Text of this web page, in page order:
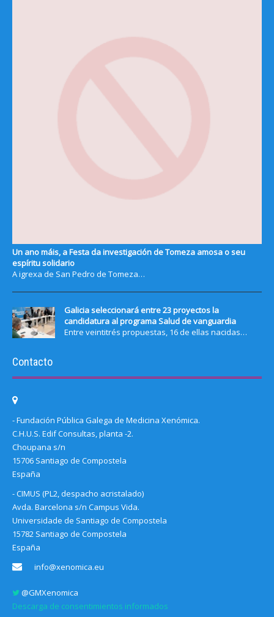
Un ano máis, a Festa da investigación de Tomeza amosa o seu
espíritu solidario
A igrexa de San Pedro de Tomeza…
Galicia seleccionará entre 23 proyectos la
candidatura al programa Salud de vanguardia
Entre veintitrés propuestas, 16 de ellas nacidas…
Contacto
- Fundación Pública Galega de Medicina Xenómica.
C.H.U.S. Edif Consultas, planta -2.
Choupana s/n
15706 Santiago de Compostela
España
- CIMUS (PL2, despacho acristalado)
Avda. Barcelona s/n Campus Vida.
Universidade de Santiago de Compostela
15782 Santiago de Compostela
España
info@xenomica.eu
@GMXenomica
Descarga de consentimientos informados